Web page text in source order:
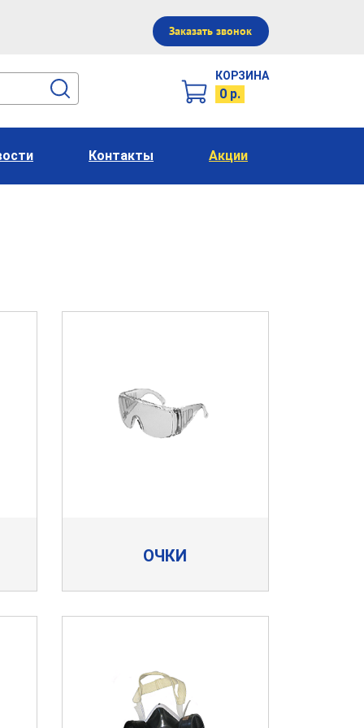
Заказать звонок
КОРЗИНА
0 р.
Контакты Акции
ОЧКИ
Водосточная система "Элит"
Водосточная система "Элит"